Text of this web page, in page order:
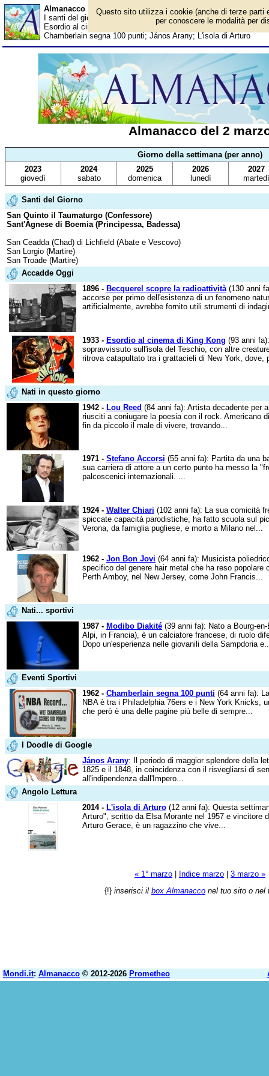
Almanacco del 2 marzo - Santi del giorno
I santi del giorno, eventi storici, successi sportivi, anniversari
Esordio al cinema di King Kong; Lou Reed; Stefano Accorsi;
Chamberlain segna 100 punti; János Arany; L'isola di Arturo
Almanacco del 2
Giorno della settimana (per anno)
2023
giovedì
2024
sabato
2025
domenica
2026
lunedì
2027
martedì
Santi del Giorno
San Quinto il Taumaturgo (Confessore)
Sant'Agnese di Boemia (Principessa, Badessa)
San Ceadda (Chad) di Lichfield (Abate e Vescovo)
San Lorgio (Martire)
San Troade (Martire)
Accadde Oggi
1896 - Becquerel scopre la radioattività(130 anni
accorse per primo dell'esistenza di un fenomeno
artificialmente, avrebbe fornito utili strumenti di
1933 - Esordio al cinema di King Kong (93 anni
sopravvissuto sull'isola del Teschio, con altre
ritrova catapultato tra i grattacieli di New York, dove,
Nati in questo giorno
1942 - Lou Reed (84 anni fa): Artista decadente per
riusciti a coniugare la poesia con il rock. Americano
fin da piccolo il male di vivere, trovando...
1971 - Stefano Accorsi (55 anni fa): Partita da una
sua carriera di attore a un certo punto ha messo la
palcoscenici internazionali. ...
1924 - Walter Chiari (102 anni fa): La sua comicità
spiccate capacità parodistiche, ha fatto scuola sul
Verona, da famiglia pugliese, e morto a Milano nel...
1962 - Jon Bon Jovi (64 anni fa): Musicista
specifico del genere hair metal che ha reso popolare
Perth Amboy, nel New Jersey, come John Francis...
Nati... sportivi
1987 - Modibo Diakité (39 anni fa): Nato a Bourg-
Alpi, in Francia), è un calciatore francese, di ruolo
Dopo un'esperienza nelle giovanili della Sampdoria
Eventi Sportivi
1962 - Chamberlain segna 100 punti (64 anni fa):
NBA è tra i Philadelphia 76ers e i New York Knicks,
che però è una delle pagine più belle di sempre...
I Doodle di Google
János Arany: Il periodo di maggior splendore della
1825 e il 1848, in coincidenza con il risvegliarsi di
all'indipendenza dall'Impero...
Angolo Lettura
2014 - L'isola di Arturo (12 anni fa): Questa
Arturo", scritto da Elsa Morante nel 1957 e vincitore
Arturo Gerace, è un ragazzino che vive...
« 1° marzo Indice marzo
3 marzo »
{!} inserisci il box Almanacco nel tuo sito o nel
Mondi.it: Almanacco © 2012-2026 Prometheo
Questo sito utilizza i cookie (anche di terze parti
per conoscere le modalità per